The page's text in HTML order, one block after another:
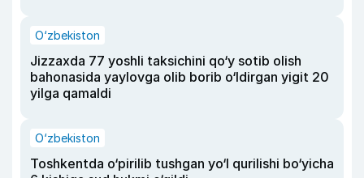
O‘zbekiston
Jizzaxda 77 yoshli taksichini qo‘y sotib olish
bahonasida yaylovga olib borib o‘ldirgan yigit 20
yilga qamaldi
O‘zbekiston
Toshkentda o‘pirilib tushgan yo‘l qurilishi bo‘yicha